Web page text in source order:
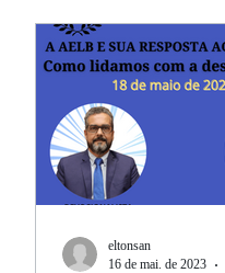
eltonsan
16 de mai. de 2023